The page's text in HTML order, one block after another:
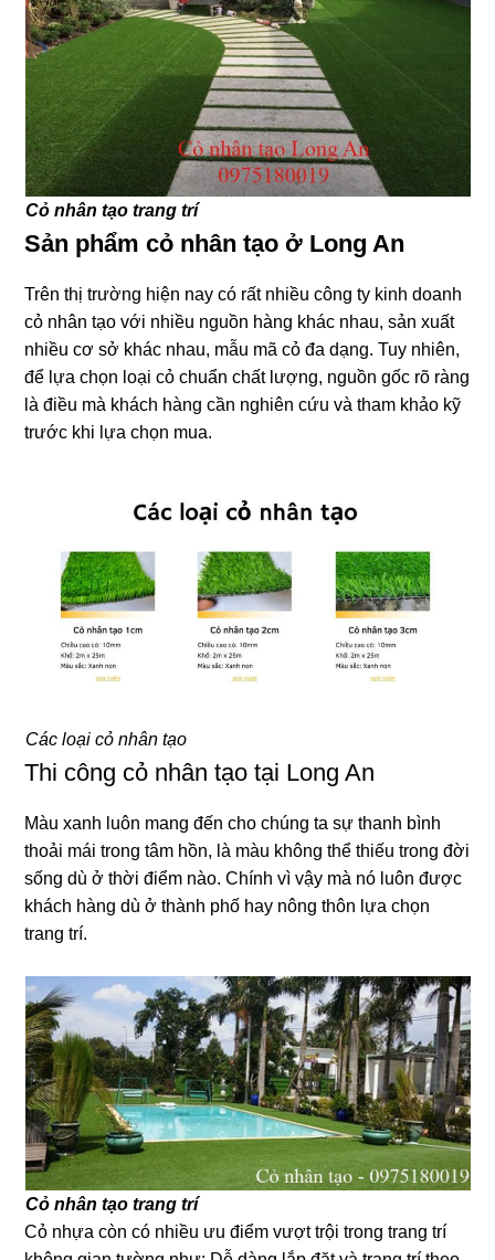
Cỏ nhân tạo trang trí
Sản phẩm cỏ nhân tạo ở Long An
Trên thị trường hiện nay có rất nhiều công ty kinh doanh
cỏ nhân tạo với nhiều nguồn hàng khác nhau, sản xuất
nhiều cơ sở khác nhau, mẫu mã cỏ đa dạng. Tuy nhiên,
để lựa chọn loại cỏ chuẩn chất lượng, nguồn gốc rõ ràng
là điều mà khách hàng cần nghiên cứu và tham khảo kỹ
trước khi lựa chọn mua.
Các loại cỏ nhân tạo
Thi công cỏ nhân tạo tại Long An
Màu xanh luôn mang đến cho chúng ta sự thanh bình
thoải mái trong tâm hồn, là màu không thể thiếu trong đời
sống dù ở thời điểm nào. Chính vì vậy mà nó luôn được
khách hàng dù ở thành phố hay nông thôn lựa chọn
trang trí.
Cỏ nhân tạo trang trí
Cỏ nhựa còn có nhiều ưu điểm vượt trội trong trang trí